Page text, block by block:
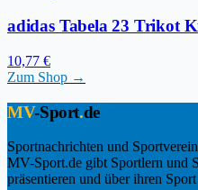
adidas Tabela 23 Trikot
10,77 €
Zum Shop →
MV-Sport.de
Sportnachrichten und
MV-Sport.de gibt Sportlern und
präsentieren und über ihren